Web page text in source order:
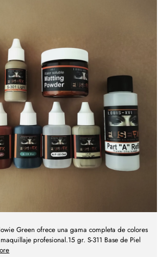
Green ofrece una gama completa de colores
profesional.15 gr. S-311 Base de Piel